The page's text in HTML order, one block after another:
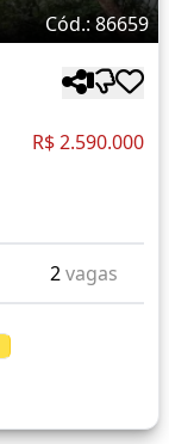
Cód.: 86659
R$ 2.590.000
2vagas